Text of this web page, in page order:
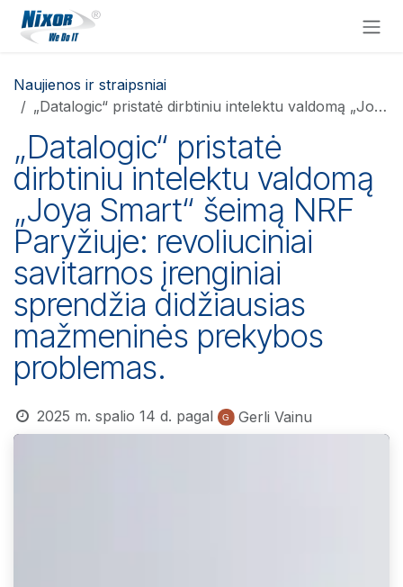
Skip to Content
Naujienos ir straipsniai
„Datalogic“ pristatė dirbtiniu intelektu valdomą „Joya Smart“ šeimą NRF Paryžiuje: revoliuciniai savitarnos įrenginiai sprendžia didžiausias mažmeninės prekybos problemas.
„Datalogic“ pristatė
dirbtiniu intelektu valdomą
„Joya Smart“ šeimą NRF
Paryžiuje: revoliuciniai
savitarnos įrenginiai
sprendžia didžiausias
mažmeninės prekybos
problemas.
2025 m. spalio 14 d. pagal Gerli Vainu